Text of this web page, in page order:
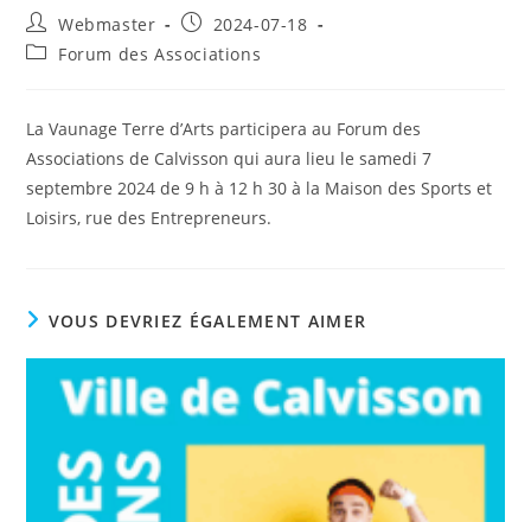
Auteur/autrice
de
la
Webmaster
Publication
publiée :
2024-07-18
PostForum des Associations
La Vaunage Terre d’Arts participera au Forum des
Associations de Calvisson qui aura lieu le samedi 7
septembre 2024 de 9 h à 12 h 30 à la Maison des Sports et
Loisirs, rue des Entrepreneurs.
VOUS DEVRIEZ ÉGALEMENT AIMER